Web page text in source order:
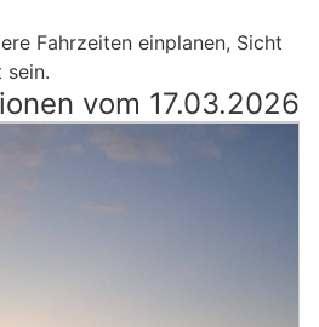
Fahrzeiten einplanen, Sicht
sein.
vom 17.03.2026